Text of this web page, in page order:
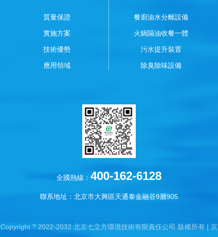
質量保證
實施方案
技術優勢
應用領域
餐廚油水分離設備
火鍋隔油收餐一體
污水提升裝置
除臭除味設備
全國熱線： 400-162-6128
聯系地址：北京市大興區天通泰金融谷9層905
Copyright ? 2022-2032 北京七立方環境技術有限責任公司 版權所有 | 京